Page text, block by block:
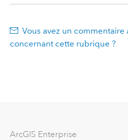
Vous avez un commentaire
concernant cette rubrique ?
ArcGIS Enterprise